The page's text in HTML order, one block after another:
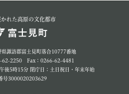
れた高原の文化都市
諏訪郡富士見町落合10777番地
2250 Fax：0266-62-4481
後5時15分 閉庁日：土日祝日・年末年始
号3000020203629